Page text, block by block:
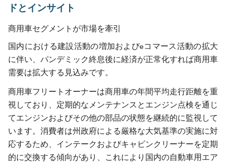
ドとインサイト
商用車セグメントが市場を牽引
国内における建設活動の増加およびeコマース活動の拡大
に伴い、パンデミック終息後に経済が正常化すれば商用車
需要は拡大する見込みです。
商用車フリートオーナーは商用車の年間平均走行距離を重
視しており、定期的なメンテナンスとエンジン点検を通じ
てエンジンおよびその他の部品の状態を継続的に監視して
います。消費者は州政府による厳格な大気基準の実施に対
応するため、インテークおよびキャビンクリーナーを定期
的に交換する傾向があり、これにより国内の自動車用エア